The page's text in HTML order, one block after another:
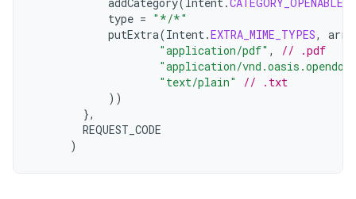
type = "*/*"
putExtra(Intent.EXTRA_MIME_TYPES,
"application/pdf" ,
// .pdf
"application/
"text/plain"
// .txt
))
},
REQUEST_CODE
)